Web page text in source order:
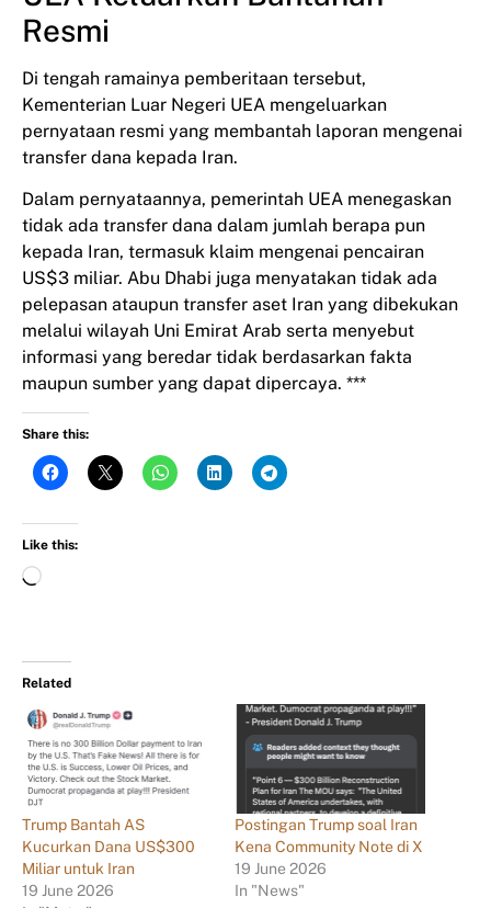
Resmi
Di tengah ramainya pemberitaan tersebut,
Kementerian Luar Negeri UEA mengeluarkan
pernyataan resmi yang membantah laporan mengenai
transfer dana kepada Iran.
Dalam pernyataannya, pemerintah UEA menegaskan
tidak ada transfer dana dalam jumlah berapa pun
kepada Iran, termasuk klaim mengenai pencairan
US$3 miliar. Abu Dhabi juga menyatakan tidak ada
pelepasan ataupun transfer aset Iran yang dibekukan
melalui wilayah Uni Emirat Arab serta menyebut
informasi yang beredar tidak berdasarkan fakta
maupun sumber yang dapat dipercaya. ***
Share this:
Like this:
Related
Trump Bantah AS
Kucurkan Dana US$300
Miliar untuk Iran
19 June 2026
Postingan Trump soal Iran
Kena Community Note di X
19 June 2026
In "News"